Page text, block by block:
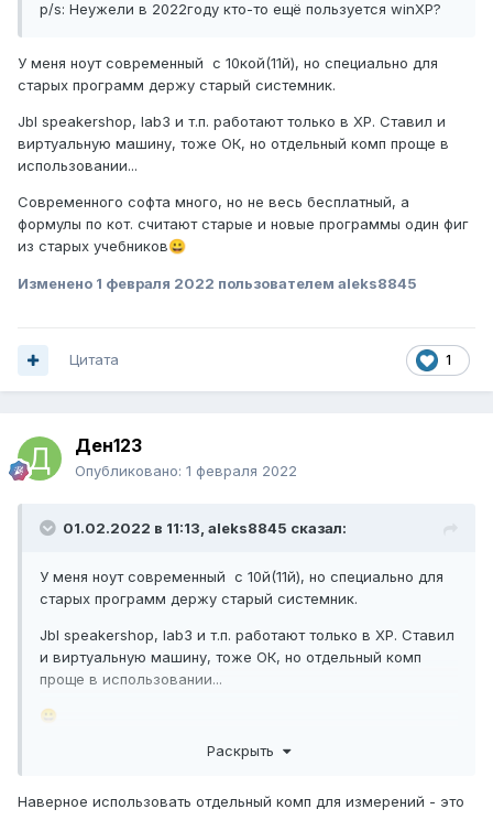
p/s: Неужели в 2022году кто-то ещё пользуется winXP?
У меня ноут современный с 10кой(11й), но специально для
старых программ держу старый системник.
Jbl speakershop, lab3 и т.п. работают только в ХР. Ставил и
виртуальную машину, тоже ОК, но отдельный комп проще в
использовании...
Современного софта много, но не весь бесплатный, а
формулы по кот. считают старые и новые программы один фиг
из старых учебников😀
Изменено 1 февраля 2022 пользователем aleks8845
1
Цитата
Ден123
Опубликовано: 1 февраля 2022
01.02.2022 в 11:13, aleks8845 сказал:
У меня ноут современный с 10й(11й), но специально для
старых программ держу старый системник.
Jbl speakershop, lab3 и т.п. работают только в ХР. Ставил
и виртуальную машину, тоже ОК, но отдельный комп
проще в использовании...
😀
Раскрыть
Наверное использовать отдельный комп для измерений - это